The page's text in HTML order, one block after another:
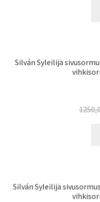
Silván Syleilijä
Silván Syleilijä